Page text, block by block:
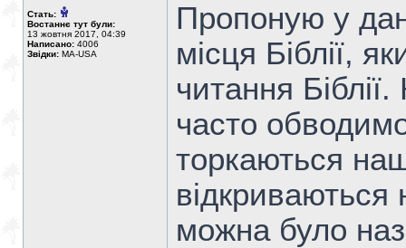
Стать:
Востаннє тут були:
13 жовтня 2017, 04:39
Написано: 4006
Звідки: MA-USA
Пропоную у
місця Біблії,
читання
часто
торкаються
можна було